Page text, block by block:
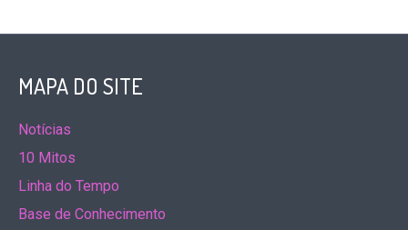
MAPA DO SITE
Notícias
10 Mitos
Linha do Tempo
Base de Conhecimento